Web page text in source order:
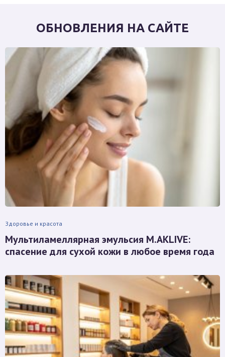
ОБНОВЛЕНИЯ НА САЙТЕ
Здоровье и красота
Мультиламеллярная эмульсия M.AKLIVE:
спасение для сухой кожи в любое время года